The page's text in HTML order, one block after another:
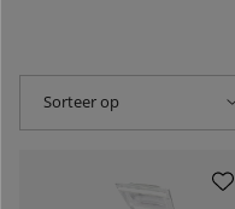
Sorteer op